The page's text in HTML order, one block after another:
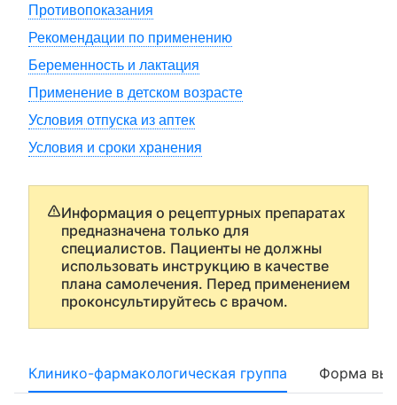
Противопоказания
Рекомендации по применению
Беременность и лактация
Применение в детском возрасте
Условия отпуска из аптек
Условия и сроки хранения
Информация о рецептурных препаратах
предназначена только для
специалистов. Пациенты не должны
использовать инструкцию в качестве
плана самолечения. Перед применением
проконсультируйтесь с врачом.
Клинико-фармакологическая группа Форма